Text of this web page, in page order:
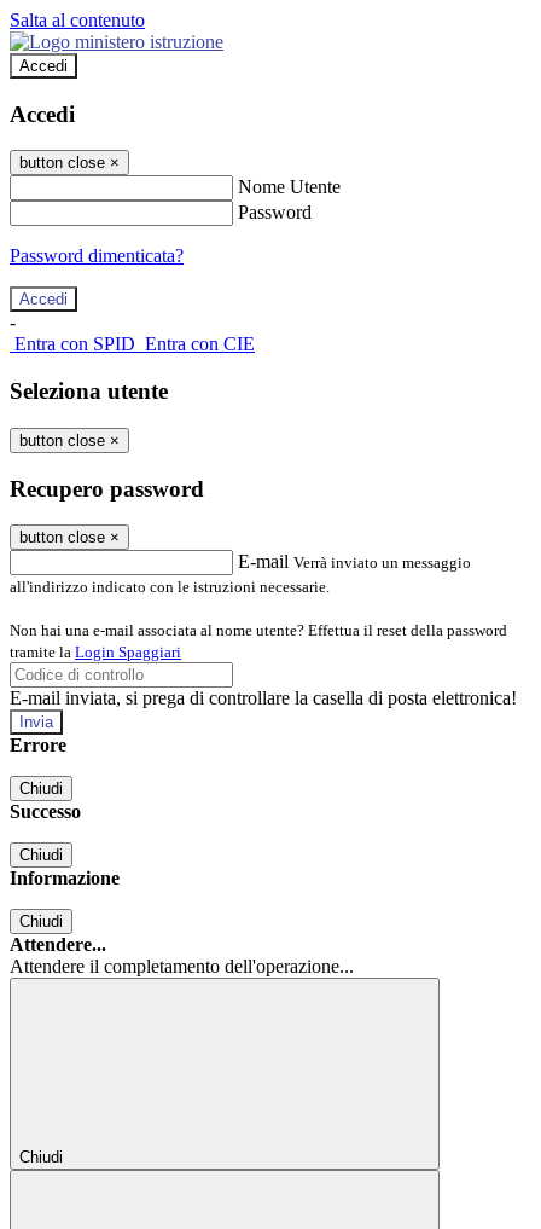
Salta al contenuto
Accedi
Accedi
button close ×
Nome Utente
Password
Password dimenticata?
-
Entra con SPID Entra con CIE
Seleziona utente
button close ×
Recupero password
button close ×
E-mail Verrà inviato un messaggio
all'indirizzo indicato con le istruzioni necessarie.
Non hai una e-mail associata al nome utente? Effettua il reset della password
tramite la Login Spaggiari
E-mail inviata, si prega di controllare la casella di posta elettronica!
Errore
Chiudi
Successo
Chiudi
Informazione
Chiudi
Attendere...
Attendere il completamento dell'operazione...
Chiudi